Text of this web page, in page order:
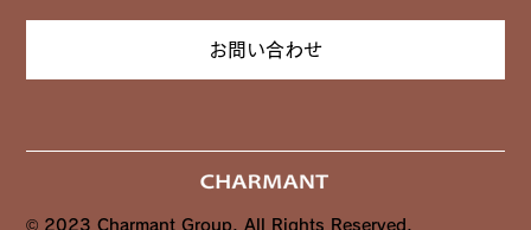
お問い合わせ
© 2023 Charmant Group. All Rights Reserved.